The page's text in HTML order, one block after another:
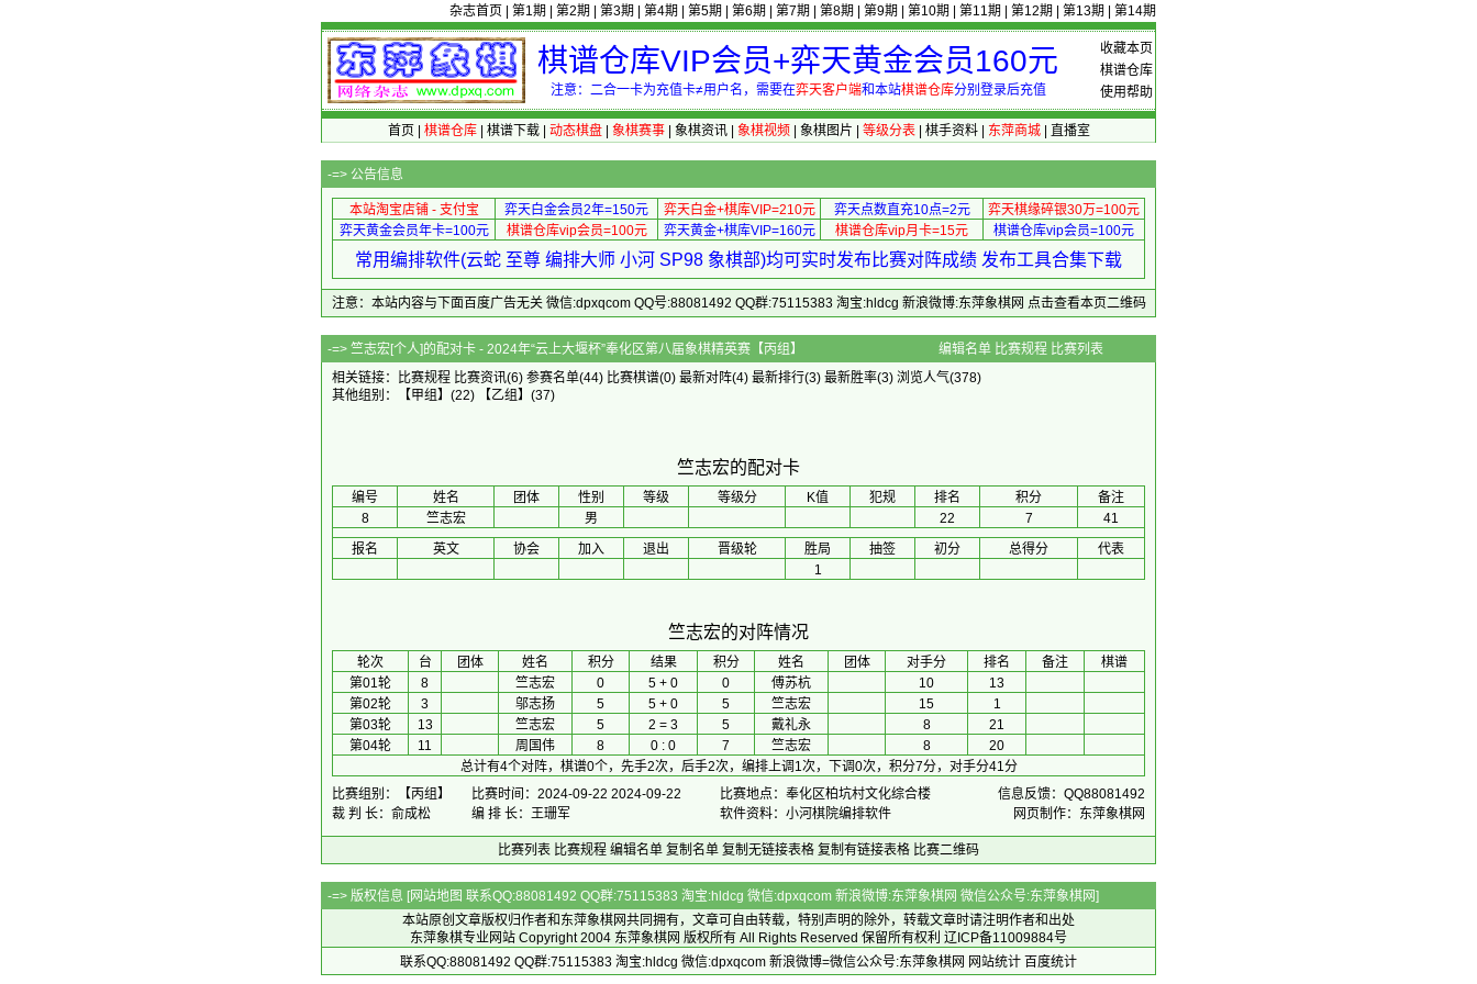
杂志首页 第1期 第2期 第3期 第4期 第5期 第6期 第7期 第8期 第9期 第10期 第11期 第12期 第13期 第14期
收藏本页
棋谱仓库
使用帮助
棋谱仓库VIP会员+弈天黄金会员160元
注意：二合一卡为充值卡≠用户名，需要在弈天客户端和本站棋谱仓库分别登录后充值
首页 棋谱仓库| 棋谱下载| 动态棋盘| 象棋赛事| 象棋资讯| 象棋视频 象棋图片 等级分表| 棋手资料| 东萍商城| 直播室
-=> 公告信息
本站淘宝店铺 - 支付宝 弈天白金会员2年=150元 弈天白金+棋库VIP=210元 弈天点数直充10点=2元
弈天棋缘碎银30万=100元
弈天黄金会员年卡=100元
棋谱仓库vip会员=100元 弈天黄金+棋库VIP=160元 棋谱仓库vip月卡=15元 棋谱仓库vip会员=100元
常用编排软件(云蛇 至尊 编排大师 小河 SP98 象棋部)均可实时发布比赛对阵成绩 发布工具合集下载
注意：本站内容与下面百度广告无关 微信:dpxqcom QQ号:88081492 QQ群:75115383 淘宝:hldcg 新浪微博:东萍象棋网 点击查看本页二维码
-=> 竺志宏[个人]的配对卡 - 2024年“云上大堰杯”奉化区第八届象棋精英赛【丙组】 编辑名单 比赛规程 比赛列表
相关链接：
比赛规程 比赛资讯(6) 参赛名单(44) 比赛棋谱(0) 最新对阵(4) 最新排行(3) 最新胜率(3) 浏览人气(378)
其他组别：
【甲组】 (22) 【乙组】 (37)
竺志宏的配对卡
编号 姓名 团体 性别 等级 等级分 K值 犯规 排名 积分
备注
8
竺志宏 男 22 7
41
报名
英文 协会 加入 退出 晋级轮 胜局 抽签 初分 总得分
代表
1
竺志宏的对阵情况
轮次 台 团体 姓名 积分 结果 积分 姓名 团体 对手分 排名 备注
棋谱
第01轮
8 竺志宏 0 5 + 0 0 傅苏杭 10
13
第02轮
3 邬志扬 5 5 + 0 5 竺志宏 15
1
第03轮
13 竺志宏 5 2 = 3 5 戴礼永 8
21
第04轮
11 周国伟 8 0 : 0 7 竺志宏 8
20
总计有4个对阵，棋谱0个，先手2次，后手2次，编排上调1次，下调0次，积分7分，对手分41分
比赛组别：【丙组】
比赛时间：2024-09-22 2024-09-22 比赛地点：奉化区柏坑村文化综合楼
信息反馈：QQ88081492
裁 判 长：俞成松
编 排 长：王珊军 软件资料：小河棋院编排软件 网页制作：东萍象棋网
比赛列表 比赛规程 编辑名单 复制名单 复制无链接表格 复制有链接表格 比赛二维码
-=> 版权信息 [网站地图 联系QQ:88081492 QQ群:75115383 淘宝:hldcg 微信:dpxqcom 新浪微博:东萍象棋网 微信公众号:东萍象棋网]
本站原创文章版权归作者和 东萍象棋网共同拥有，文章可自由转载，特别声明的除外，转载文章时请注明作者和出处
东萍象棋专业网站 Copyright 2004 东萍象棋网 版权所有 All Rights Reserved 保留所有权利 辽ICP备11009884号
联系QQ:88081492 QQ群:75115383 淘宝:hldcg 微信:dpxqcom 新浪微博=微信公众号:东萍象棋网 网站统计 百度统计